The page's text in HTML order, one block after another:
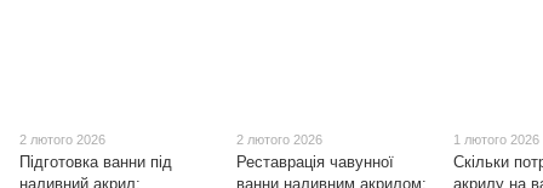
2 лютого 2026
Підготовка ванни під
наливний акрил:
2 лютого 2026
Реставрація чавунної
ванни наливним акрилом:
1 лютого 2026
Скільки
акрилу на